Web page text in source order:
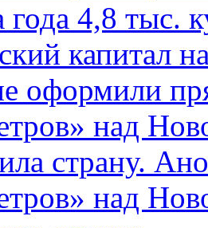
года 4,8 тыс.
капитал
оформили
над
страну.
над